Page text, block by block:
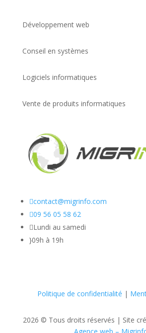
Développement web
Conseil en systèmes
Logiciels informatiques
Vente de produits informatiques
contact@migrinfo.com
09 56 05 58 62
Lundi au samedi
}09h à 19h
Politique de confidentialité |
2026 © Tous droits réservés | Site